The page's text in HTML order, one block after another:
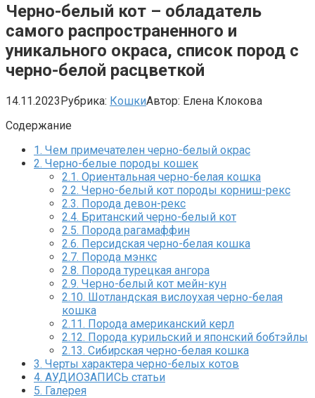
Черно-белый кот – обладатель
самого распространенного и
уникального окраса, список пород с
черно-белой расцветкой
14.11.2023Рубрика: КошкиАвтор: Елена Клокова
Содержание
1. Чем примечателен черно-белый окрас
2. Черно-белые породы кошек
2.1. Ориентальная черно-белая кошка
2.2. Черно-белый кот породы корниш-рекс
2.3. Порода девон-рекс
2.4. Британский черно-белый кот
2.5. Порода рагамаффин
2.6. Персидская черно-белая кошка
2.7. Порода мэнкс
2.8. Порода турецкая ангора
2.9. Черно-белый кот мейн-кун
2.10. Шотландская вислоухая черно-белая
кошка
2.11. Порода американский керл
2.12. Порода курильский и японский бобтэйлы
2.13. Сибирская черно-белая кошка
3. Черты характера черно-белых котов
4. АУДИОЗАПИСЬ статьи
5. Галерея